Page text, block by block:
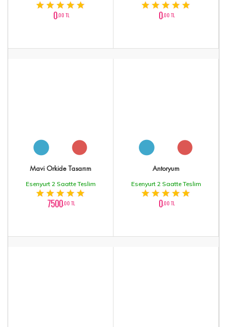
0,00 TL 0,00 TL
Mavi Orkide Tasarım
Esenyurt 2 Saatte Teslim
7500,00 TL
Antoryum
Esenyurt 2 Saatte Teslim
0,00 TL